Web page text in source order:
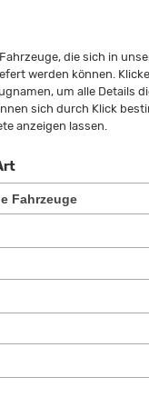
die sich in
werden können.
um alle Details
sich durch Klick
anzeigen lassen.